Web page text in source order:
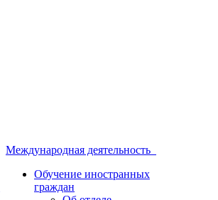
Международная деятельность
Обучение иностранных
граждан